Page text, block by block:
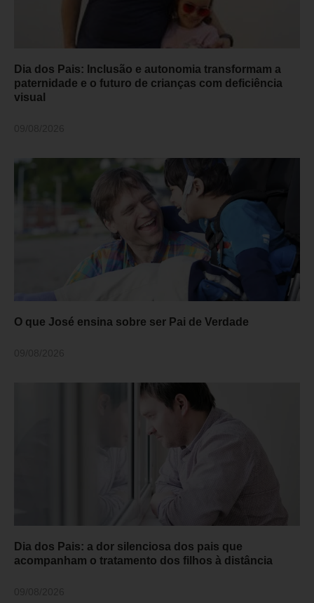
Dia dos Pais: Inclusão e autonomia transformam a
paternidade e o futuro de crianças com deficiência
visual
O que José ensina sobre ser Pai de Verdade
Dia dos Pais: a dor silenciosa dos pais que
acompanham o tratamento dos filhos à distância